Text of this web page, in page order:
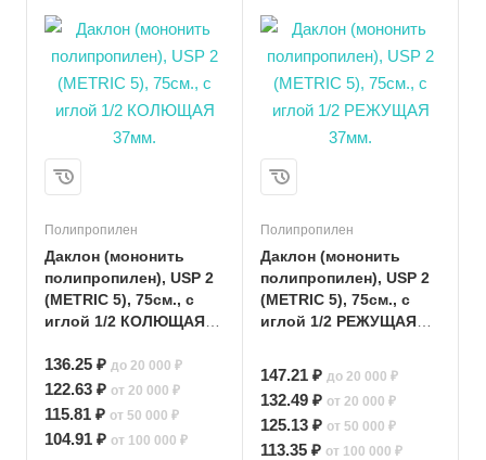
Полипропилен
Даклон (мононить
полипропилен), USP 2
(METRIC 5), 75см., с
иглой 1/2 КОЛЮЩАЯ
136.25 ₽ до 20 000 ₽
122.63 ₽ от 20 000 ₽
115.81 ₽ от 50 000 ₽
104.91 ₽ от 100 000 ₽
Полипропилен
Даклон (мононить
полипропилен), USP 2
(METRIC 5), 75см., с
иглой 1/2 РЕЖУЩАЯ
147.21 ₽ до 20 000 ₽
132.49 ₽ от 20 000 ₽
125.13 ₽ от 50 000 ₽
113.35 ₽ от 100 000 ₽